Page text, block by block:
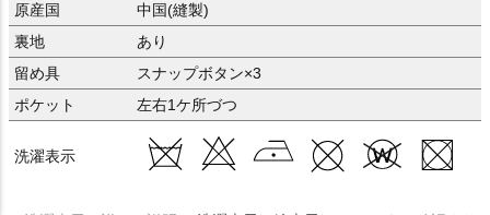
原産国
中国(縫製)
裏地
あり
留め具
スナップボタン×3
ポケット
左右1ケ所づつ
洗濯表示